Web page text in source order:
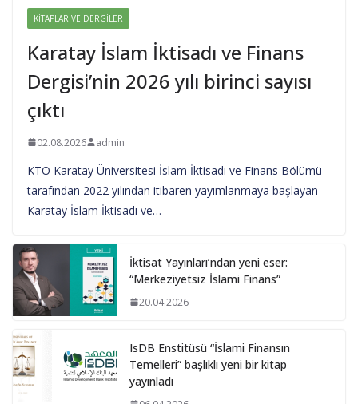
KITAPLAR VE DERGILER
Karatay İslam İktisadı ve Finans
Dergisi’nin 2026 yılı birinci sayısı
çıktı
02.08.2026 admin
KTO Karatay Üniversitesi İslam İktisadı ve Finans Bölümü
tarafından 2022 yılından itibaren yayımlanmaya başlayan
Karatay İslam İktisadı ve…
İktisat Yayınları’ndan yeni eser:
“Merkeziyetsiz İslami Finans”
20.04.2026
IsDB Enstitüsü “İslami Finansın
Temelleri” başlıklı yeni bir kitap
yayınladı